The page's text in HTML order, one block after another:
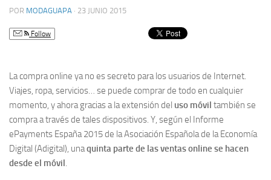
POR MODAGUAPA · 23 JUNIO 2015
Follow
La compra online ya no es secreto para los usuarios de Internet.
Viajes, ropa, servicios… se puede comprar de todo en cualquier
momento, y ahora gracias a la extensión del uso móvil también se
compra a través de tales dispositivos. Y, según el Informe
ePayments España 2015 de la Asociación Española de la Economía
Digital (Adigital), unaquinta parte de las ventas online se hacen
desde el móvil